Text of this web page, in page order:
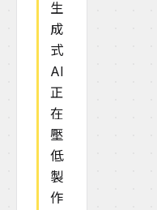
生
成
式
AI
正
在
壓
低
製
作